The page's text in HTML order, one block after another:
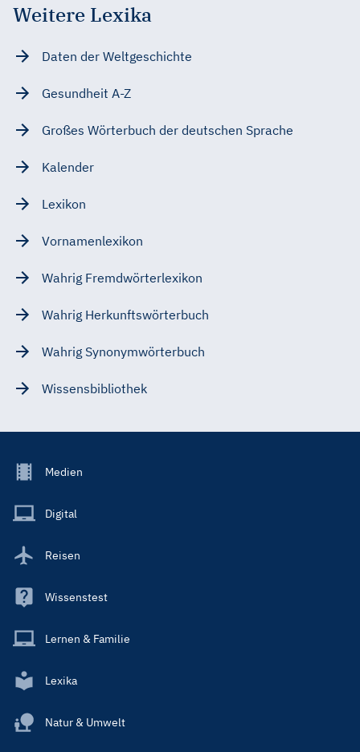
Weitere Lexika
Daten der Weltgeschichte
Gesundheit A-Z
Großes Wörterbuch der deutschen Sprache
Kalender
Lexikon
Vornamenlexikon
Wahrig Fremdwörterlexikon
Wahrig Herkunftswörterbuch
Wahrig Synonymwörterbuch
Wissensbibliothek
Footer
Main
Medien
Digital
Reisen
Wissenstest
Lernen & Familie
Lexika
Natur & Umwelt